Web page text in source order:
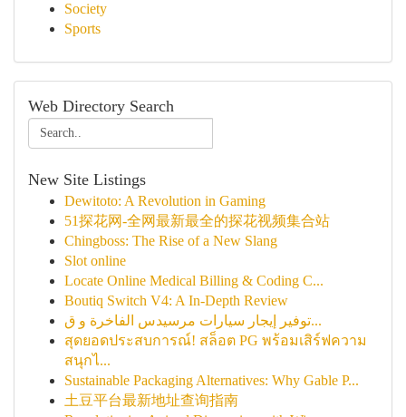
Society
Sports
Web Directory Search
New Site Listings
Dewitoto: A Revolution in Gaming
51探花网-全网最新最全的探花视频集合站
Chingboss: The Rise of a New Slang
Slot online
Locate Online Medical Billing & Coding C...
Boutiq Switch V4: A In-Depth Review
توفير إيجار سيارات مرسيدس الفاخرة و ق...
สุดยอดประสบการณ์! สล็อต PG พร้อมเสิร์ฟความ
สนุกไ...
Sustainable Packaging Alternatives: Why Gable P...
土豆平台最新地址查询指南